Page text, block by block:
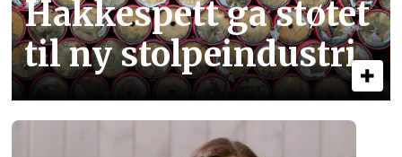
Hakkespett ga støtet
til ny stolpe­industri